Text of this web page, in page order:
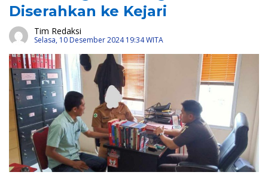
Diserahkan ke Kejari
Tim Redaksi
Selasa, 10 Desember 2024 19:34 WITA